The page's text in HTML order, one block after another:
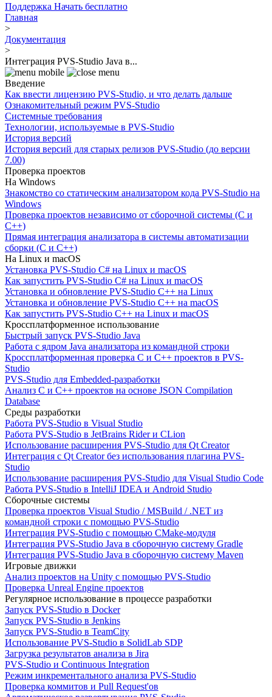
Поддержка Начать бесплатно
Главная
>
Документация
>
Интеграция PVS-Studio Java в...
Введение
Как ввести лицензию PVS-Studio, и что делать дальше
Ознакомительный режим PVS-Studio
Системные требования
Технологии, используемые в PVS-Studio
История версий
История версий для старых релизов PVS-Studio (до версии
7.00)
Проверка проектов
На Windows
Знакомство со статическим анализатором кода PVS-Studio на
Windows
Проверка проектов независимо от сборочной системы (C и
C++)
Прямая интеграция анализатора в системы автоматизации
сборки (C и C++)
На Linux и macOS
Установка PVS-Studio C# на Linux и macOS
Как запустить PVS-Studio C# на Linux и macOS
Установка и обновление PVS-Studio C++ на Linux
Установка и обновление PVS-Studio C++ на macOS
Как запустить PVS-Studio C++ на Linux и macOS
Кроссплатформенное использование
Быстрый запуск PVS-Studio Java
Работа с ядром Java анализатора из командной строки
Кроссплатформенная проверка C и C++ проектов в PVS-
Studio
PVS-Studio для Embedded-разработки
Анализ C и C++ проектов на основе JSON Compilation
Database
Среды разработки
Работа PVS-Studio в Visual Studio
Работа PVS-Studio в JetBrains Rider и CLion
Использование расширения PVS-Studio для Qt Creator
Интеграция с Qt Creator без использования плагина PVS-
Studio
Использование расширения PVS-Studio для Visual Studio Code
Работа PVS-Studio в IntelliJ IDEA и Android Studio
Сборочные системы
Проверка проектов Visual Studio / MSBuild / .NET из
командной строки с помощью PVS-Studio
Интеграция PVS-Studio с помощью CMake-модуля
Интеграция PVS-Studio Java в сборочную систему Gradle
Интеграция PVS-Studio Java в сборочную систему Maven
Игровые движки
Анализ проектов на Unity с помощью PVS-Studio
Проверка Unreal Engine проектов
Регулярное использование в процессе разработки
Запуск PVS-Studio в Docker
Запуск PVS-Studio в Jenkins
Запуск PVS-Studio в TeamCity
Использование PVS-Studio в SolidLab SDP
Загрузка результатов анализа в Jira
PVS-Studio и Continuous Integration
Режим инкрементального анализа PVS-Studio
Проверка коммитов и Pull Request'ов